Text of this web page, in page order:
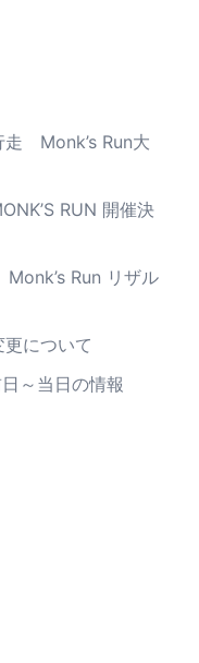
Monk’s Run大
RUN 開催決
Run リザル
について
～当日の情報